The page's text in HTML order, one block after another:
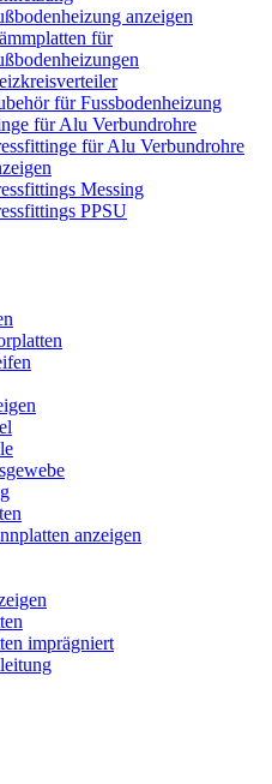
anzeigen
für
für Fussbodenheizung
für Alu Verbundrohre
für Alu Verbundrohre
Messing
PPSU
anzeigen
imprägniert